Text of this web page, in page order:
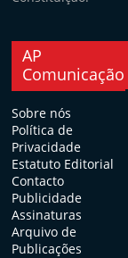
AP
Comunicação
Sobre nós
Política de
Privacidade
Estatuto Editorial
Contacto
Publicidade
Assinaturas
Arquivo de
Publicações